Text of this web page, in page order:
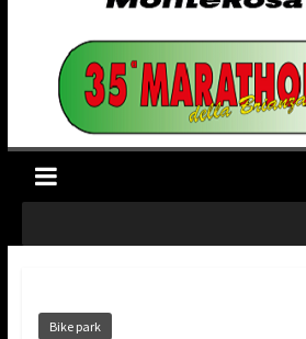
Bike park